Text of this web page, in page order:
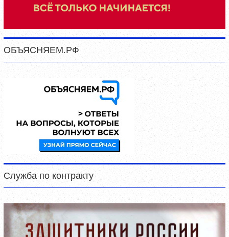
ОБЪЯСНЯЕМ.РФ
Служба по контракту